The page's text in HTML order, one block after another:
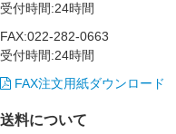
受付時間:24時間
FAX:022-282-0663
受付時間:24時間
FAX注文用紙ダウンロード
送料について